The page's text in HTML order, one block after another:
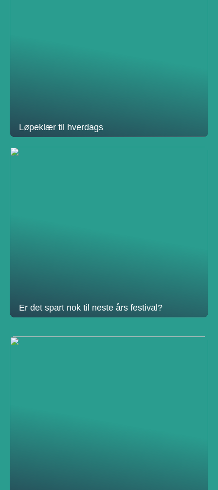
Løpeklær til hverdags
Er det spart nok til neste års festival?